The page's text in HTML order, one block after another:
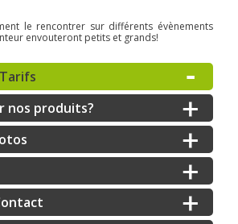
le rencontrer sur différents évènements
envouteront petits et grands!
nos produits?